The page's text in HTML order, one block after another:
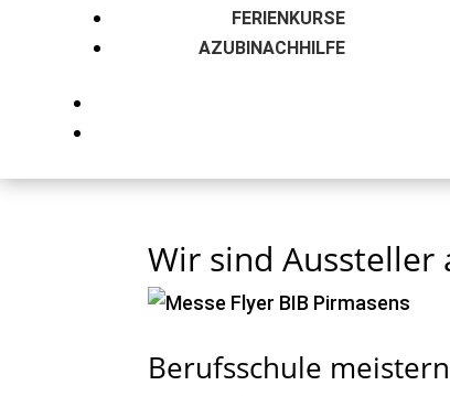
FERIENKURSE
AZUBINACHHILFE
Wir sind Aussteller
Berufsschule